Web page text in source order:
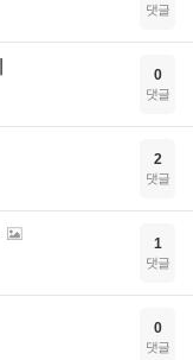
댓글
0
댓글
2
댓글
1
댓글
0
댓글